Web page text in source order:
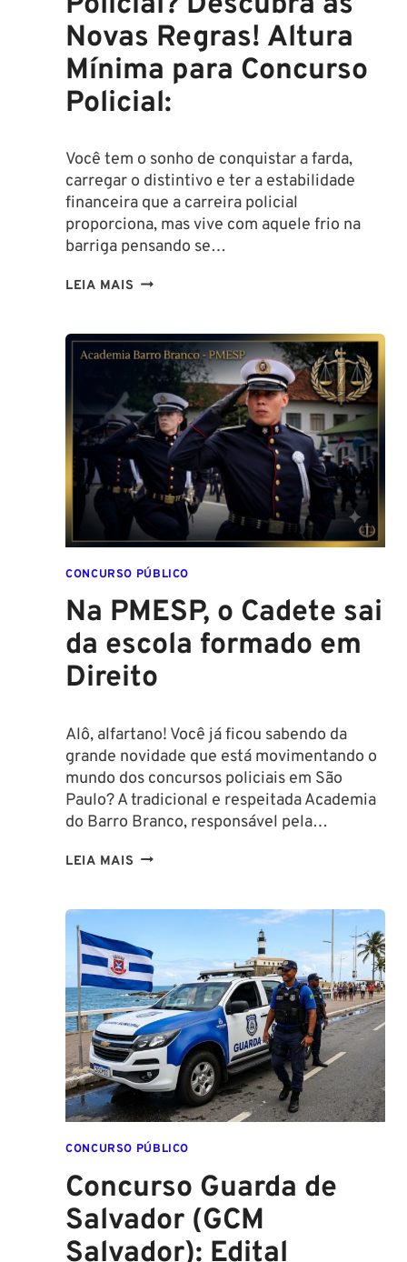
Novas Regras! Altura
Mínima para Concurso
Policial:
Você tem o sonho de conquistar a farda,
carregar o distintivo e ter a estabilidade
financeira que a carreira policial
proporciona, mas vive com aquele frio na
barriga pensando se…
LEIA MAIS TENHO
SER
POLICIAL?
DESCUBRA
AS
NOVAS
REGRAS!
ALTURA
MÍNIMA
PARA
CONCURSO
POLICIAL:
CONCURSO PÚBLICO
Na PMESP, o Cadete sai
da escola formado em
Direito
Alô, alfartano! Você já ficou sabendo da
grande novidade que está movimentando o
mundo dos concursos policiais em São
Paulo? A tradicional e respeitada Academia
do Barro Branco, responsável pela…
LEIA MAIS NA
SAI
DA
ESCOLA
FORMADO
EM
DIREITO
CONCURSO PÚBLICO
Concurso Guarda de
Salvador (GCM
Salvador): Edital